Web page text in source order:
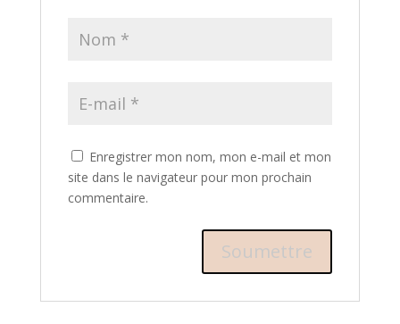
Enregistrer mon nom, mon e-mail et mon
site dans le navigateur pour mon prochain
commentaire.